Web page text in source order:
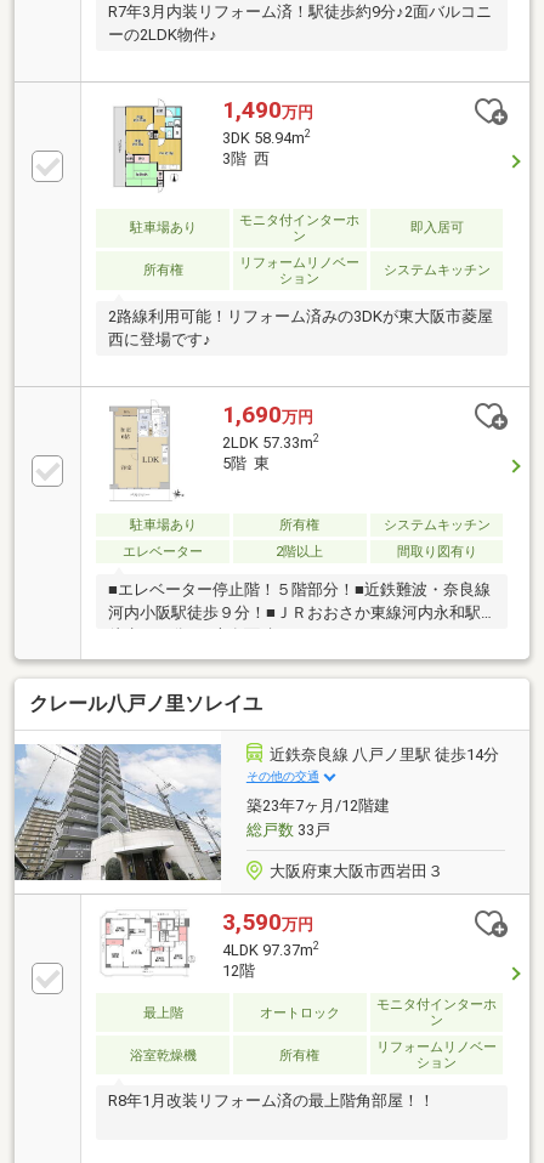
R7年3月内装リフォーム済！駅徒歩約9分♪2面バルコニ
ーの2LDK物件♪
1,490万円
3DK 58.94m2
3階 西
駐車場あり
モニタ付インターホ
ン
即入居可
所有権
リフォームリノベー
ション
システムキッチン
2路線利用可能！リフォーム済みの3DKが東大阪市菱屋
西に登場です♪
1,690万円
2LDK 57.33m2
5階 東
駐車場あり 所有権
システムキッチン
エレベーター
2階以上 間取り図有り
■エレベーター停止階！５階部分！■近鉄難波・奈良線
河内小阪駅徒歩９分！■ＪＲおおさか東線河内永和駅
徒歩１３分！■専有面積：５７．３３㎡！■２ＬＤＫの
間取り！■東向きバルコニー！【リフォーム済（２０
１３年６月）】・各居室のクロス張替え・システムキ
ッチン新調・洗面化粧台新調・ユニットバス新調・ト
イレ新調
クレール八戸ノ里ソレイユ
近鉄奈良線 八戸ノ里駅 徒歩14分
その他の交通
築23年7ヶ月/12階建
総戸数33戸
大阪府東大阪市西岩田３
3,590万円
4LDK 97.37m2
12階
最上階 オートロック
モニタ付インターホ
ン
浴室乾燥機 所有権
リフォームリノベー
ション
R8年1月改装リフォーム済の最上階角部屋！！